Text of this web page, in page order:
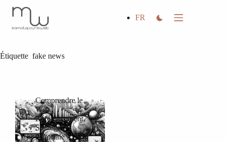
FR
Étiquette fake news
Comprendre le
Web,
Référencement,
Stratégie
éditoriale